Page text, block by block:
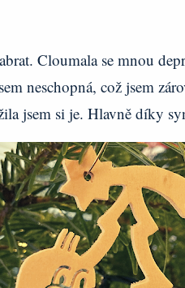
Cloumala se mnou
neschopná, což jsem
jsem si je. Hlavně díky